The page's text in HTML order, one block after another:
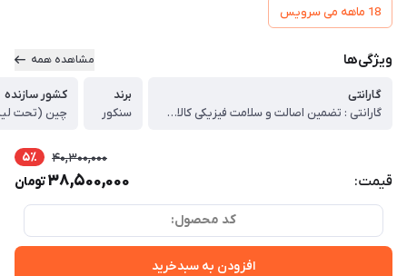
18 ماهه می سرویس
ویژگی‌ها مشاهده همه
گارانتی
گارانتی : تضمین اصالت و سلامت فیزیکی کالا (اورجینال)
برند
سنکور
کشور سازنده
چین (تحت
قیمت:
40,300,000 5٪
38,500,000تومان
کد محصول:
افزودن به سبدخرید